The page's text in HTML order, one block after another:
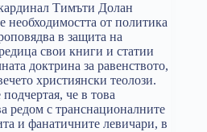
Тимъти Долан
необходимостта от политика
в защита на
свои книги и статии
доктрина за равенството,
християнски теолози.
че в това
редом с транснационалните
и фанатичните левичари, в